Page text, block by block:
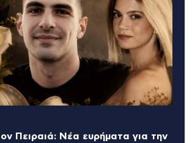
Πειραιά: Νέα ευρήματα για την